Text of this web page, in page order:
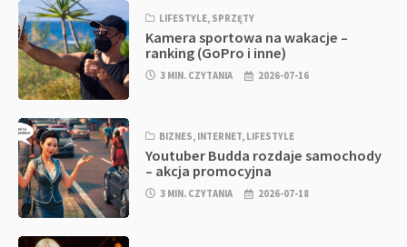
LIFESTYLE, SPRZĘTY
Kamera sportowa na wakacje –
ranking (GoPro i inne)
3 MIN. CZYTANIA 2026-07-16
BIZNES, INTERNET, LIFESTYLE
Youtuber Budda rozdaje samochody
– akcja promocyjna
3 MIN. CZYTANIA 2026-07-18